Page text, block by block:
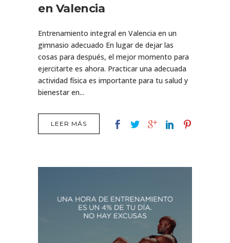
en Valencia
Entrenamiento integral en Valencia en un
gimnasio adecuado En lugar de dejar las
cosas para después, el mejor momento para
ejercitarte es ahora. Practicar una adecuada
actividad física es importante para tu salud y
bienestar en...
LEER MÁS